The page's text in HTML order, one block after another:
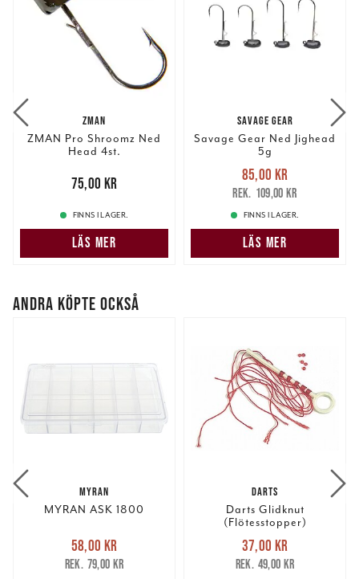
ZMAN
ZMAN Pro Shroomz Ned
Head 4st.
75,00 kr
75,00 kr
FINNS I LAGER.
LÄS MER
SAVAGE GEAR
Savage Gear Ned Jighead
5g
Nuvarande pris
85,00 krTidigare pris
109,00 kr
85,00 kr
109,00 kr
FINNS I LAGER.
LÄS MER
ANDRA KÖPTE OCKSÅ
MYRAN
MYRAN ASK 1800
Nuvarande pris
58,00 krTidigare pris
79,00 kr
58,00 kr
79,00 kr
DARTS
Darts Glidknut
(Flötesstopper)
Nuvarande pris
37,00 krTidigare pris
49,00 kr
37,00 kr
49,00 kr